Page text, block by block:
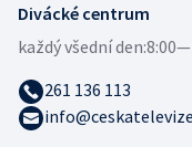
Divácké centrum
každý všední den:
261 136 113